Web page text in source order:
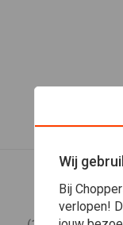
Wij
Bij
verlopen!